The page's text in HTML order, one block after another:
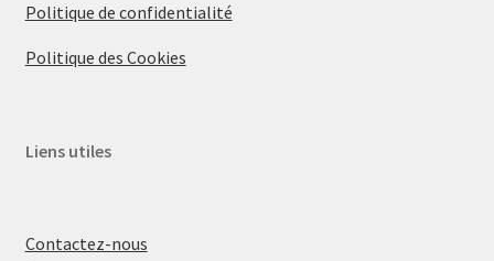
Politique de confidentialité
Politique des Cookies
Liens utiles
Contactez-nous